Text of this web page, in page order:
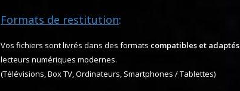
Formats de restitution:
Vos fichiers sont livrés dans des formats compatibles et adaptés
lecteurs numériques modernes.
(Télévisions, Box TV, Ordinateurs, Smartphones / Tablettes)